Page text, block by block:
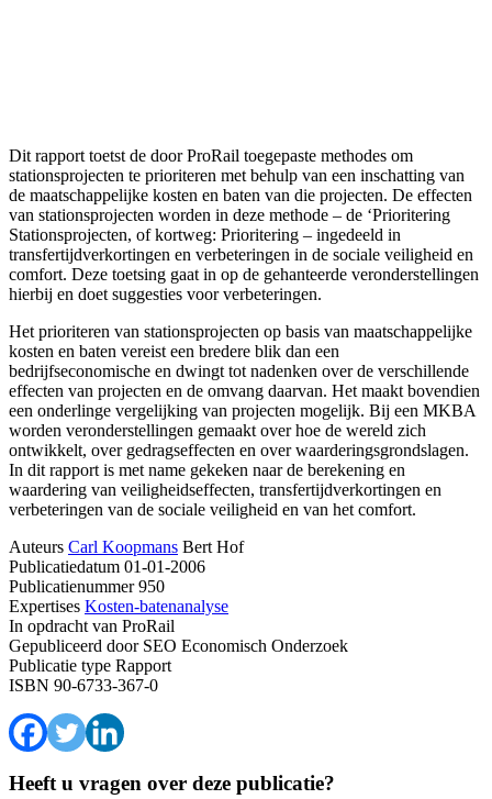
Dit rapport toetst de door ProRail toegepaste methodes om
stationsprojecten te prioriteren met behulp van een inschatting van
de maatschappelijke kosten en baten van die projecten. De effecten
van stationsprojecten worden in deze methode – de ‘Prioritering
Stationsprojecten, of kortweg: Prioritering – ingedeeld in
transfertijdverkortingen en verbeteringen in de sociale veiligheid en
comfort. Deze toetsing gaat in op de gehanteerde veronderstellingen
hierbij en doet suggesties voor verbeteringen.
Het prioriteren van stationsprojecten op basis van maatschappelijke
kosten en baten vereist een bredere blik dan een
bedrijfseconomische en dwingt tot nadenken over de verschillende
effecten van projecten en de omvang daarvan. Het maakt bovendien
een onderlinge vergelijking van projecten mogelijk. Bij een MKBA
worden veronderstellingen gemaakt over hoe de wereld zich
ontwikkelt, over gedragseffecten en over waarderingsgrondslagen.
In dit rapport is met name gekeken naar de berekening en
waardering van veiligheidseffecten, transfertijdverkortingen en
verbeteringen van de sociale veiligheid en van het comfort.
Auteurs Carl Koopmans Bert Hof
Publicatiedatum 01-01-2006
Publicatienummer950
Expertises Kosten-batenanalyse
In opdracht van ProRail
Gepubliceerd doorSEO Economisch Onderzoek
Publicatie type Rapport
ISBN 90-6733-367-0
Heeft u vragen over deze publicatie?